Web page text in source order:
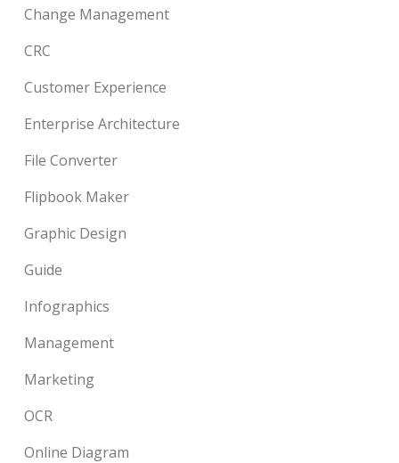
Change Management
CRC
Customer Experience
Enterprise Architecture
File Converter
Flipbook Maker
Graphic Design
Guide
Infographics
Management
Marketing
OCR
Online Diagram